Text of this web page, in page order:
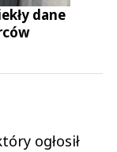
dane
ogłosił